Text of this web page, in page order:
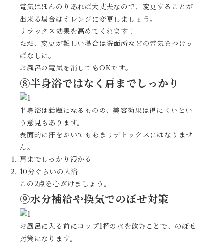
電気はほんのりあれば大丈夫なので、変更することが
出来る場合はオレンジに変更しましょう。
リラックス効果を高めてくれます！
ただ、変更が難しい場合は洗面所などの電気をつけっ
ぱなしに。
お風呂の電気を消してもOKです。
⑧半身浴ではなく肩までしっかり
半身浴は話題になるものの、美容効果は得にくいとい
う意見もあります。
表面的に汗をかいてもあまりデトックスにはなりませ
ん。
肩までしっかり浸かる
10分ぐらいの入浴
この2点を心がけましょう。
⑨水分補給や換気でのぼせ対策
お風呂に入る前にコップ1杯の水を飲むことで、のぼせ
対策になります。